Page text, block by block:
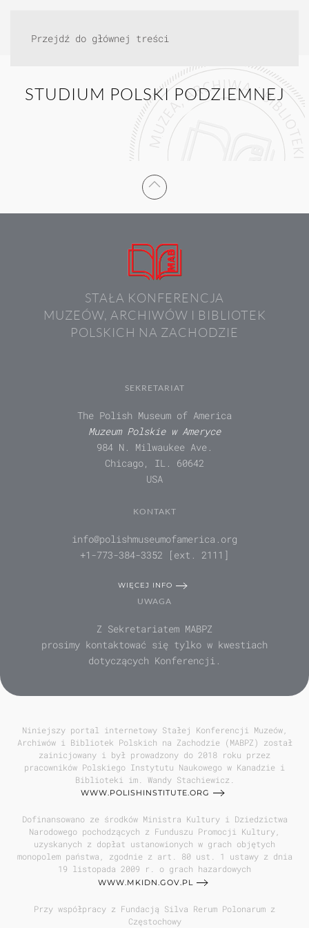
Przejdź do głównej treści
STUDIUM POLSKI PODZIEMNEJ
STAŁA KONFERENCJA
MUZEÓW, ARCHIWÓW I BIBLIOTEK
POLSKICH NA ZACHODZIE
SEKRETARIAT
The Polish Museum of America
Muzeum Polskie w Ameryce
984 N. Milwaukee Ave.
Chicago, IL. 60642
USA
KONTAKT
info@polishmuseumofamerica.org
+1-773-384-3352 [ext. 2111]
WIĘCEJ INFO
UWAGA
Z Sekretariatem MABPZ
prosimy kontaktować się tylko w kwestiach
dotyczących Konferencji.
Niniejszy portal internetowy Stałej Konferencji Muzeów,
Archiwów i Bibliotek Polskich na Zachodzie (MABPZ) został
zainicjowany i był prowadzony do 2018 roku przez
pracowników Polskiego Instytutu Naukowego w Kanadzie i
Biblioteki im. Wandy Stachiewicz.
WWW.POLISHINSTITUTE.ORG
Dofinansowano ze środków Ministra Kultury i Dziedzictwa
Narodowego pochodzących z Funduszu Promocji Kultury,
uzyskanych z dopłat ustanowionych w grach objętych
monopolem państwa, zgodnie z art. 80 ust. 1 ustawy z dnia
19 listopada 2009 r. o grach hazardowych
WWW.MKIDN.GOV.PL
Przy współpracy z Fundacją Silva Rerum Polonarum z
Częstochowy